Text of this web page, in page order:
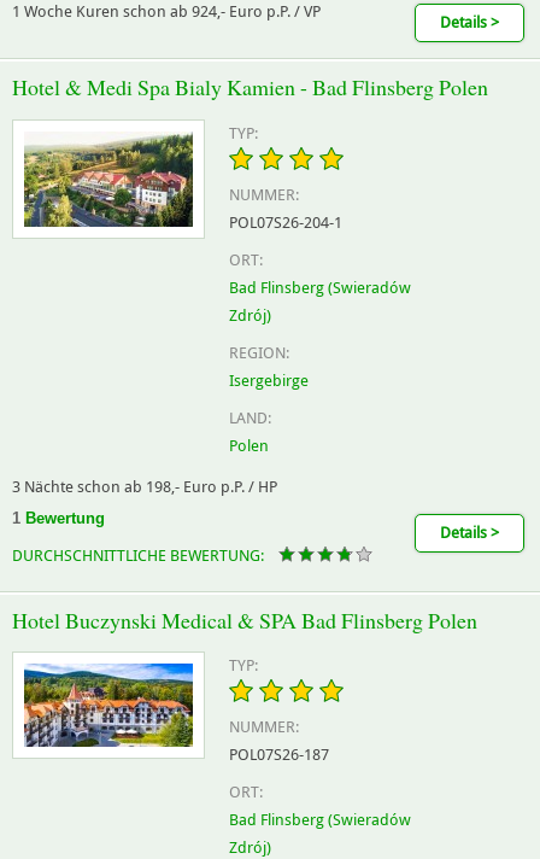
1 Woche Kuren schon ab 924,- Euro p.P. / VP
Details >
Hotel & Medi Spa Bialy Kamien - Bad Flinsberg Polen
TYP:
NUMMER:
POL07S26-204-1
ORT:
Bad Flinsberg (Swieradów
Zdrój)
REGION:
Isergebirge
LAND:
Polen
3 Nächte schon ab 198,- Euro p.P. / HP
1 Bewertung
DURCHSCHNITTLICHE BEWERTUNG:
Details >
Hotel Buczynski Medical & SPA Bad Flinsberg Polen
TYP:
NUMMER:
POL07S26-187
ORT:
Bad Flinsberg (Swieradów
Zdrój)